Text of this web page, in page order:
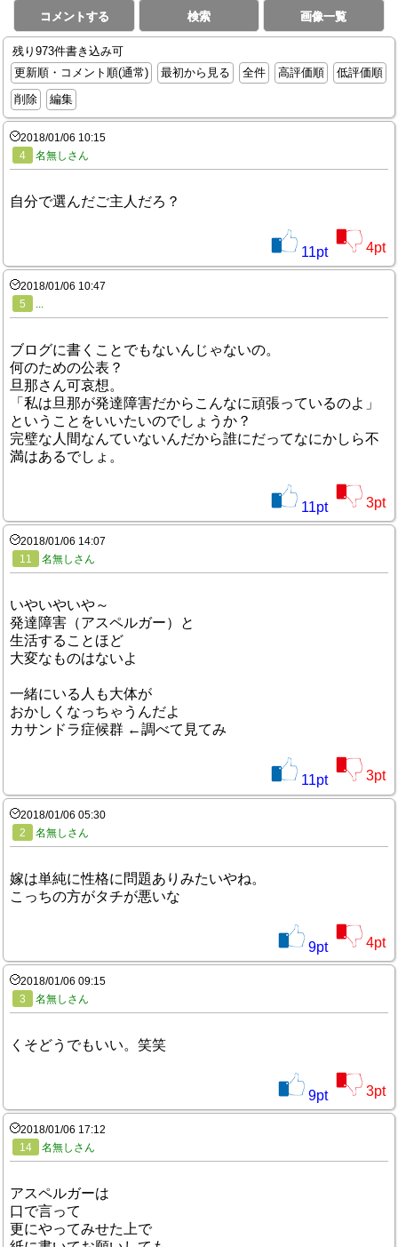
コメントする 検索 画像一覧
残り973件書き込み可
更新順・コメント順(通常)
最初から見る 全件 高評価順
低評価順
削除
編集
2018/01/06 10:15
4
名無しさん
自分で選んだご主人だろ？
11pt 4pt
2018/01/06 10:47
5
...
ブログに書くことでもないんじゃないの。
何のための公表？
旦那さん可哀想。
「私は旦那が発達障害だからこんなに頑張っているのよ」
ということをいいたいのでしょうか？
完璧な人間なんていないんだから誰にだってなにかしら不
満はあるでしょ。
11pt 3pt
2018/01/06 14:07
11
名無しさん
いやいやいや～
発達障害（アスペルガー）と
生活することほど
大変なものはないよ
一緒にいる人も大体が
おかしくなっちゃうんだよ
カサンドラ症候群 ←調べて見てみ
11pt 3pt
2018/01/06 05:30
2
名無しさん
嫁は単純に性格に問題ありみたいやね。
こっちの方がタチが悪いな
9pt 4pt
2018/01/06 09:15
3
名無しさん
くそどうでもいい。笑笑
9pt 3pt
2018/01/06 17:12
14
名無しさん
アスペルガーは
口で言って
更にやってみせた上で